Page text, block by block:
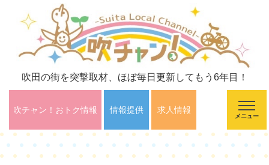
吹田の街を突撃取材、ほぼ毎日更新してもう6年目！
吹チャン！おトク情報 情報提供 求人情報
メニュー